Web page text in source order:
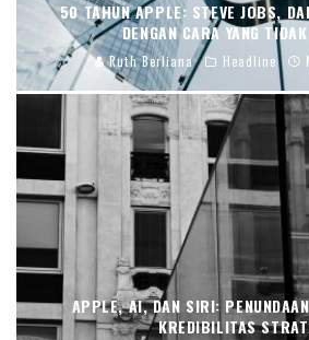
50 TAHUN APPLE: STEVE JOBS,
DENGAN CARA YANG
Ruth Berliana Headline
APPLE, AI, DAN SIRI:
KREDIBILITAS